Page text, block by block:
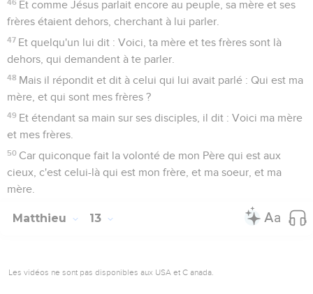
46 Et comme Jésus parlait encore au peuple, sa mère et ses
frères étaient dehors, cherchant à lui parler.
47 Et quelqu'un lui dit : Voici, ta mère et tes frères sont là
dehors, qui demandent à te parler.
48 Mais il répondit et dit à celui qui lui avait parlé : Qui est ma
mère, et qui sont mes frères ?
49 Et étendant sa main sur ses disciples, il dit : Voici ma mère
et mes frères.
50 Car quiconque fait la volonté de mon Père qui est aux
cieux, c'est celui-là qui est mon frère, et ma soeur, et ma
mère.
Matthieu 13
Les vidéos ne sont pas disponibles aux USA et C anada.